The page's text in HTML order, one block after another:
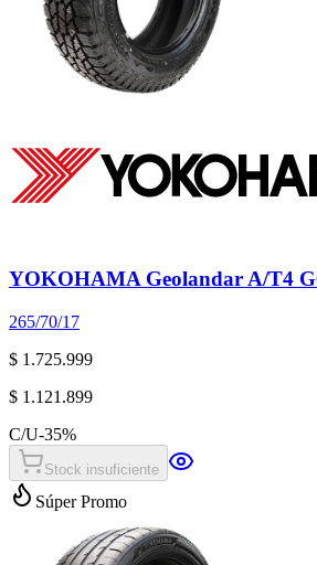
YOKOHAMA Geolandar A/T4
265/70/17
$ 1.725.999
$ 1.121.899
C/U-35%
Stock insuficiente
Súper Promo